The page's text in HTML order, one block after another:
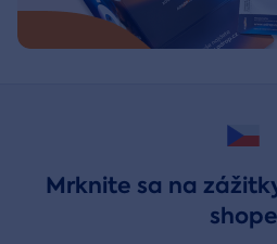
Mrknite sa na
shope